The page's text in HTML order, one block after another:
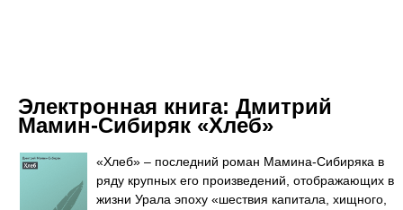
Электронная книга: Дмитрий
Мамин-Сибиряк «Хлеб»
«Хлеб» – последний роман Мамина-Сибиряка в
ряду крупных его произведений, отображающих в
жизни Урала эпоху «шествия капитала, хищного,